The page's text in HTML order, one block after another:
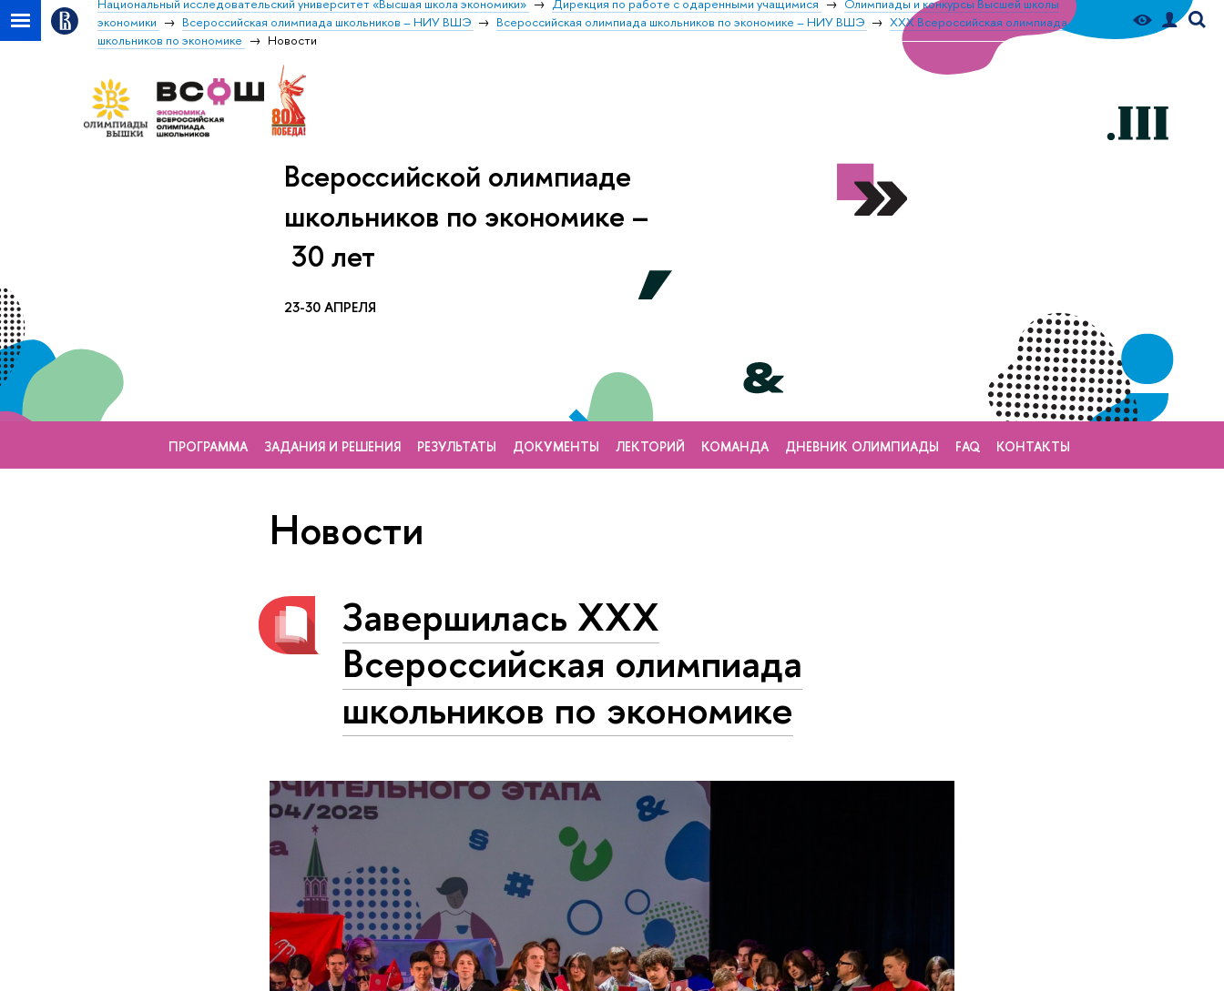
экономики
Всероссийская олимпиада школьников – НИУ ВШЭ Всероссийская олимпиада школьников по экономике – НИУ ВШЭ
ХХХ Всероссийская олимпиада
школьников по экономике
Новости
Всероссийской олимпиаде
школьников по экономике –
30 лет
23-30 АПРЕЛЯ
ПРОГРАММА ЗАДАНИЯ И РЕШЕНИЯ РЕЗУЛЬТАТЫ ДОКУМЕНТЫ ЛЕКТОРИЙ КОМАНДА ДНЕВНИК ОЛИМПИАДЫ FAQ КОНТАКТЫ
Новости
Завершилась XXX
Всероссийская олимпиада
школьников по экономике